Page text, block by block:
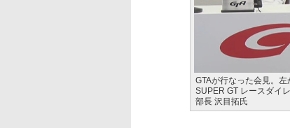
GTAが行なった会見。左
SUPER GT レースダイ
部長 沢目拓氏